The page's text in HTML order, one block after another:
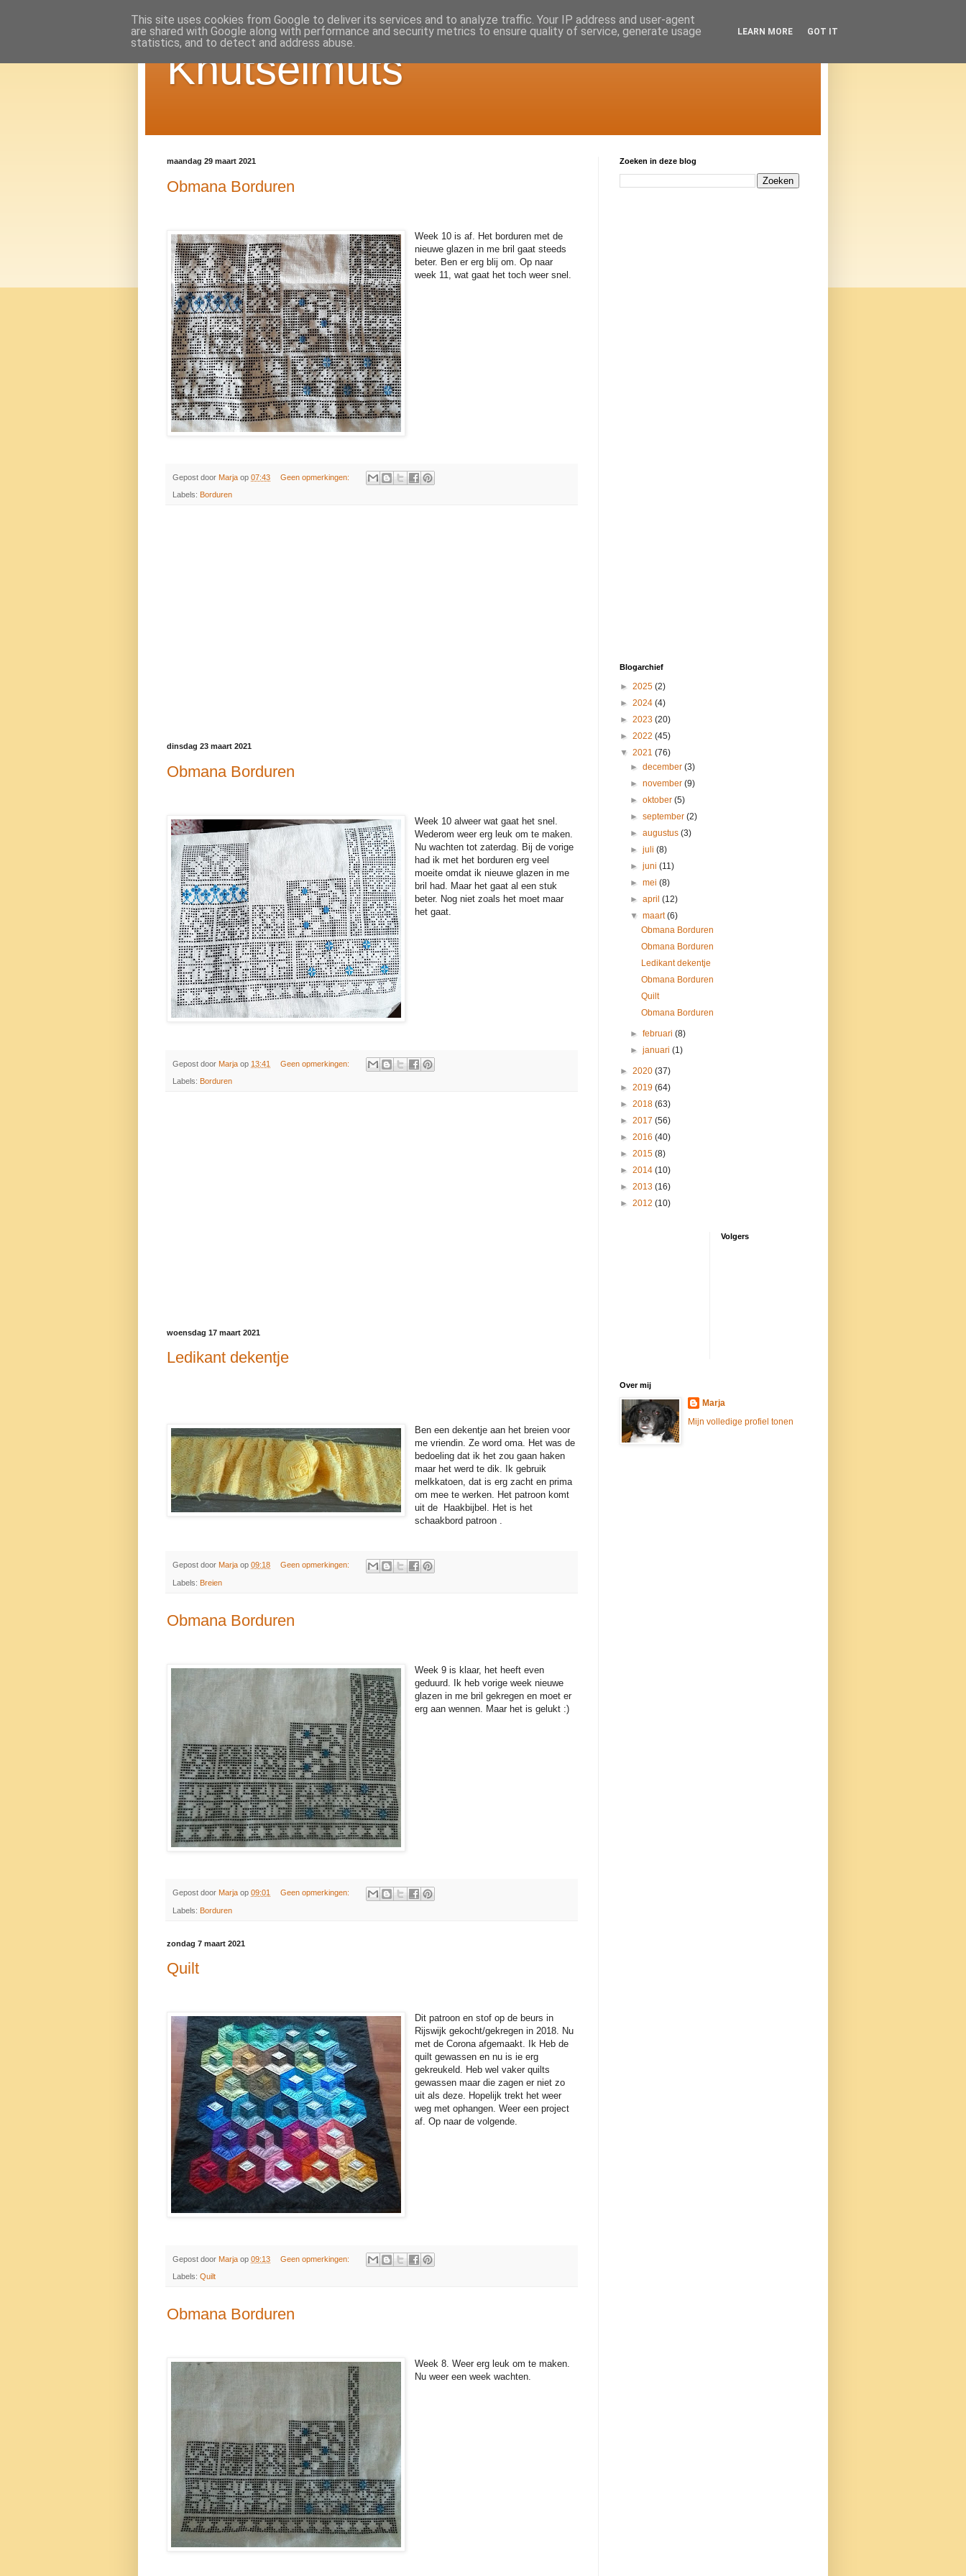
Knutselmuts
maandag 29 maart 2021
Obmana Borduren
Week 10 is af. Het borduren met de
nieuwe glazen in me bril gaat steeds
beter. Ben er erg blij om. Op naar
week 11, wat gaat het toch weer snel.
Gepost door Marja op 07:43 Geen opmerkingen:
Labels: Borduren
dinsdag 23 maart 2021
Obmana Borduren
Week 10 alweer wat gaat het snel.
Wederom weer erg leuk om te maken.
Nu wachten tot zaterdag. Bij de vorige
had ik met het borduren erg veel
moeite omdat ik nieuwe glazen in me
bril had. Maar het gaat al een stuk
beter. Nog niet zoals het moet maar
het gaat.
Gepost door Marja op 13:41 Geen opmerkingen:
Labels: Borduren
woensdag 17 maart 2021
Ledikant dekentje
Ben een dekentje aan het breien voor
me vriendin. Ze word oma. Het was de
bedoeling dat ik het zou gaan haken
maar het werd te dik. Ik gebruik
melkkatoen, dat is erg zacht en prima
om mee te werken. Het patroon komt
uit de Haakbijbel. Het is het
schaakbord patroon .
Gepost door Marja op 09:18 Geen opmerkingen:
Labels: Breien
Obmana Borduren
Week 9 is klaar, het heeft even
geduurd. Ik heb vorige week nieuwe
glazen in me bril gekregen en moet er
erg aan wennen. Maar het is gelukt :)
Gepost door Marja op 09:01 Geen opmerkingen:
Labels: Borduren
zondag 7 maart 2021
Quilt
Dit patroon en stof op de beurs in
Rijswijk gekocht/gekregen in 2018. Nu
met de Corona afgemaakt. Ik Heb de
quilt gewassen en nu is ie erg
gekreukeld. Heb wel vaker quilts
gewassen maar die zagen er niet zo
uit als deze. Hopelijk trekt het weer
weg met ophangen. Weer een project
af. Op naar de volgende.
Gepost door Marja op 09:13 Geen opmerkingen:
Labels: Quilt
Obmana Borduren
Week 8. Weer erg leuk om te maken.
Nu weer een week wachten.
Zoeken in deze blog
Blogarchief
► 2025 (2)
► 2024 (4)
► 2023 (20)
► 2022 (45)
▼ 2021 (76)
►december(3)
►november(9)
►oktober(5)
►september(2)
►augustus(3)
►juli(8)
►juni(11)
►mei(8)
►april(12)
▼maart(6)
Obmana Borduren
Obmana Borduren
Ledikant dekentje
Obmana Borduren
Quilt
Obmana Borduren
►februari(8)
►januari(1)
► 2020 (37)
► 2019 (64)
► 2018 (63)
► 2017 (56)
► 2016 (40)
► 2015 (8)
► 2014 (10)
► 2013 (16)
► 2012 (10)
Volgers
Over mij
Marja
Mijn volledige profiel tonen
This site uses cookies from Google to deliver its services and to analyze traffic. Your IP address and user-agent
are shared with Google along with performance and security metrics to ensure quality of service, generate usage
statistics, and to detect and address abuse.
LEARN MORE GOT IT